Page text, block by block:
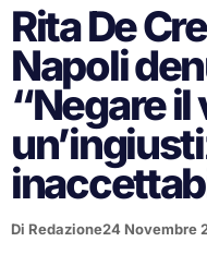
Rita De
Napoli
“Negare il
Di Redazione24 Novembre